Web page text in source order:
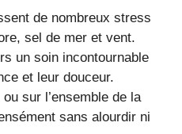
de nombreux stress
sel de mer et vent.
un soin incontournable
et leur douceur.
sur l’ensemble de la
sans alourdir ni